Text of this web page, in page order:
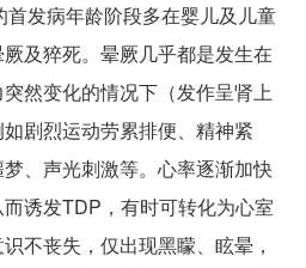
发病年龄阶段多在婴儿及儿童
及猝死。晕厥几乎都是发生在
然变化的情况下（发作呈肾上
剧烈运动劳累排便、精神紧
、声光刺激等。心率逐渐加快
诱发TDP，有时可转化为心室
不丧失，仅出现黑矇、眩晕，